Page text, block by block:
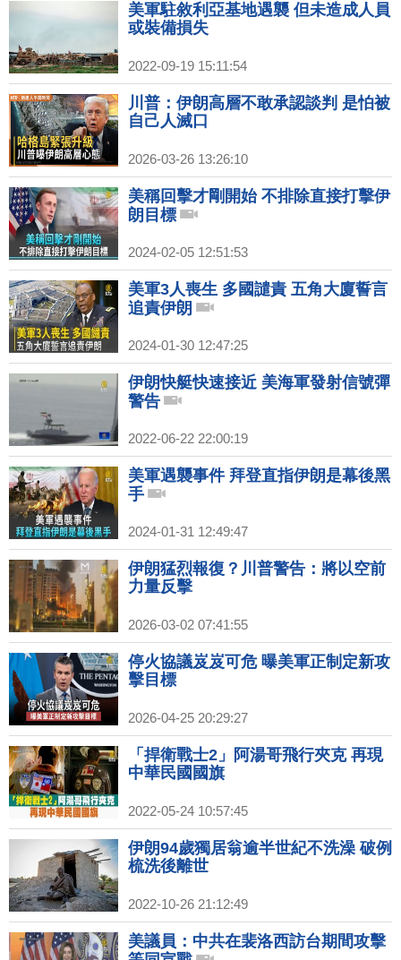
美軍駐敘利亞基地遇襲 但未造成人員
或裝備損失
2022-09-19 15:11:54
川普：伊朗高層不敢承認談判 是怕被
自己人滅口
2026-03-26 13:26:10
美稱回擊才剛開始 不排除直接打擊伊
朗目標
2024-02-05 12:51:53
美軍3人喪生 多國譴責 五角大廈誓言
追責伊朗
2024-01-30 12:47:25
伊朗快艇快速接近 美海軍發射信號彈
警告
2022-06-22 22:00:19
美軍遇襲事件 拜登直指伊朗是幕後黑
手
2024-01-31 12:49:47
伊朗猛烈報復？川普警告：將以空前
力量反擊
2026-03-02 07:41:55
停火協議岌岌可危 曝美軍正制定新攻
擊目標
2026-04-25 20:29:27
「捍衛戰士2」阿湯哥飛行夾克 再現
中華民國國旗
2022-05-24 10:57:45
伊朗94歲獨居翁逾半世紀不洗澡 破例
梳洗後離世
2022-10-26 21:12:49
美議員：中共在裴洛西訪台期間攻擊